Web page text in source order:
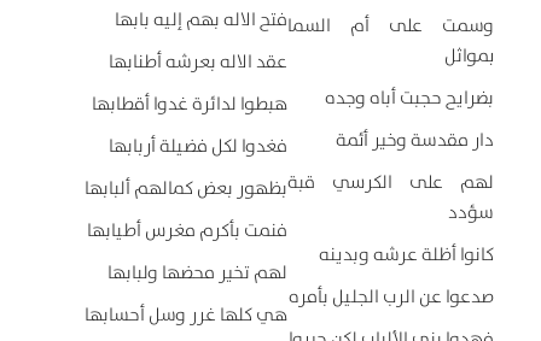
فتح الاله بهم إليه بابها
عقد الاله بعرشه أطنابها
هبطوا لدائرة غدوا أقطابها
فغدوا لكل فضيلة أربابها
بظهور بعض كمالهم ألبابها
فنمت بأكرم مغرس أطيابها
لهم تخير محضها ولبابها
هي كلها غرر وسل أحسابها
وسمت على أم السما
بمواثل
بضرايح حجبت أباه وجده
دار مقدسة وخير أئمة
لهم على الكرسي قبة
سؤدد
كانوا أظلة عرشه وبدينه
صدعوا عن الرب الجليل بأمره